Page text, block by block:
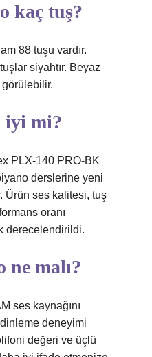
kaç tuş?
88 tuşu vardır.
siyahtır. Beyaz
görülebilir.
iyi mi?
PLX-140 PRO-BK
derslerine yeni
Ürün ses kalitesi, tuş
oranı
derecelendirildi.
malı?
ses kaynağını
deneyimi
değeri ve üçlü